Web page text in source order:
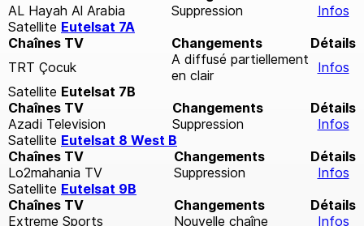
AL Hayah Al Arabia
Suppression
Infos
Satellite Eutelsat 7A
Chaînes TV
Changements
Détails
TRT Çocuk
A diffusé partiellement
en clair
Infos
Satellite Eutelsat 7B
Chaînes TV
Changements
Détails
Azadi Television
Suppression
Infos
Satellite Eutelsat 8 West B
Chaînes TV
Changements
Détails
Lo2mahania TV
Suppression
Infos
Satellite Eutelsat 9B
Chaînes TV
Changements
Détails
Extreme Sports
Nouvelle chaîne Infos